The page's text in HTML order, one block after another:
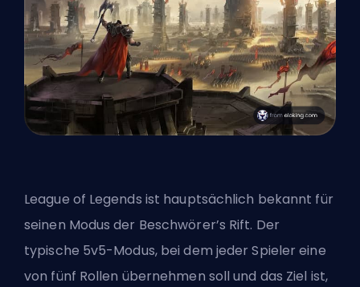
League of Legends ist hauptsächlich bekannt für
seinen Modus der Beschwörer’s Rift. Der
typische 5v5-Modus, bei dem jeder Spieler eine
von fünf Rollen übernehmen soll und das Ziel ist,